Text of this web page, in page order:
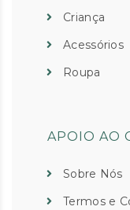
Criança
Acessórios
Roupa
APOIO AO
Sobre Nós
Termos e